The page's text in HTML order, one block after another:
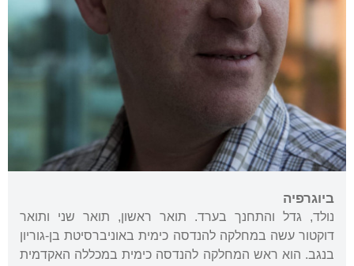
ביוגרפיה
נולד, גדל והתחנך בערד. תואר ראשון, תואר שני ותואר
דוקטור עשה במחלקה להנדסה כימית באוניברסיטת בן-גוריון
בנגב. הוא ראש המחלקה להנדסה כימית במכללה האקדמית